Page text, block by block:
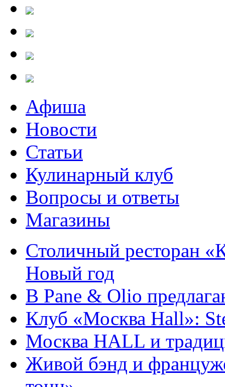
Афиша
Новости
Статьи
Кулинарный клуб
Вопросы и ответы
Магазины
Столичный ресторан
Новый год
В Pane & Olio
Клуб «Москва Hall»:
Москва HALL и
Живой бэнд и